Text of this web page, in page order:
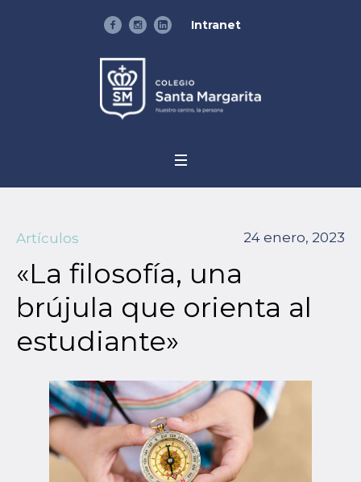
Intranet
24 enero, 2023
Artículos
«La filosofía, una
brújula que orienta al
estudiante»